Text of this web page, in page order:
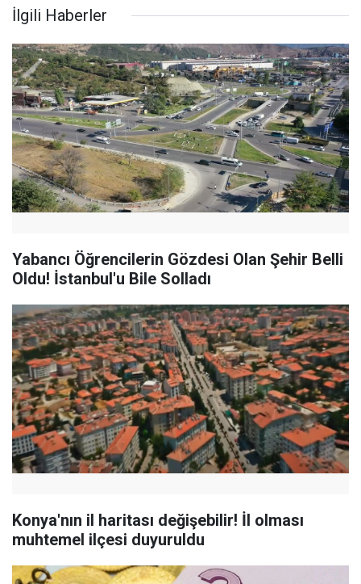
İlgili Haberler
Yabancı Öğrencilerin Gözdesi Olan Şehir Belli
Oldu! İstanbul'u Bile Solladı
Konya'nın il haritası değişebilir! İl olması
muhtemel ilçesi duyuruldu